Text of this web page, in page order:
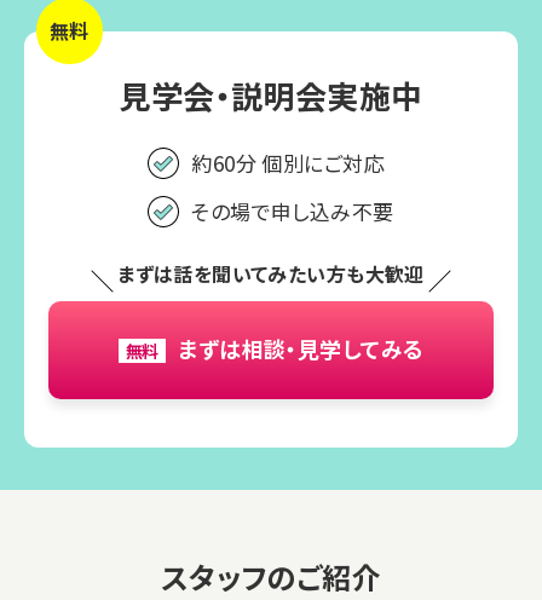
無料
見学会・説明会実施中
約60分 個別にご対応
その場で申し込み不要
まずは話を聞いてみたい方も大歓迎
無料 まずは相談・見学してみる
スタッフのご紹介